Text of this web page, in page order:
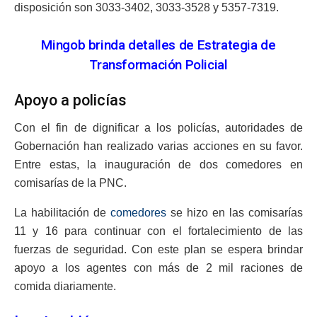
disposición son 3033-3402, 3033-3528 y 5357-7319.
Mingob brinda detalles de Estrategia de
Transformación Policial
Apoyo a policías
Con el fin de dignificar a los policías, autoridades de
Gobernación han realizado varias acciones en su favor.
Entre estas, la inauguración de dos comedores en
comisarías de la PNC.
La habilitación de comedores se hizo en las comisarías
11 y 16 para continuar con el fortalecimiento de las
fuerzas de seguridad. Con este plan se espera brindar
apoyo a los agentes con más de 2 mil raciones de
comida diariamente.